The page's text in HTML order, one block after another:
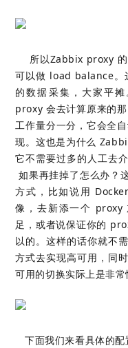
所以Zabbix proxy 的
可以做 load balance。
的数据采集，大家平
proxy 会去计算原来的
工作量分一分，它会全
现。这也是为什么
它不需要过多的人工去
如果再挂掉了怎么办？
方式，比如说用
像，去新添一个
足，或者说保证你的
以的。这样的话你就不
方式去实现高可用，同
可用的切换实际上是非常
下面我们来看具体的